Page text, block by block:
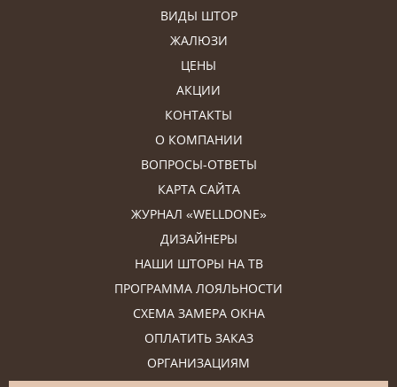
ВИДЫ ШТОР
ЖАЛЮЗИ
ЦЕНЫ
АКЦИИ
КОНТАКТЫ
О КОМПАНИИ
ВОПРОСЫ-ОТВЕТЫ
КАРТА САЙТА
ЖУРНАЛ «WELLDONE»
ДИЗАЙНЕРЫ
НАШИ ШТОРЫ НА ТВ
ПРОГРАММА ЛОЯЛЬНОСТИ
СХЕМА ЗАМЕРА ОКНА
ОПЛАТИТЬ ЗАКАЗ
ОРГАНИЗАЦИЯМ